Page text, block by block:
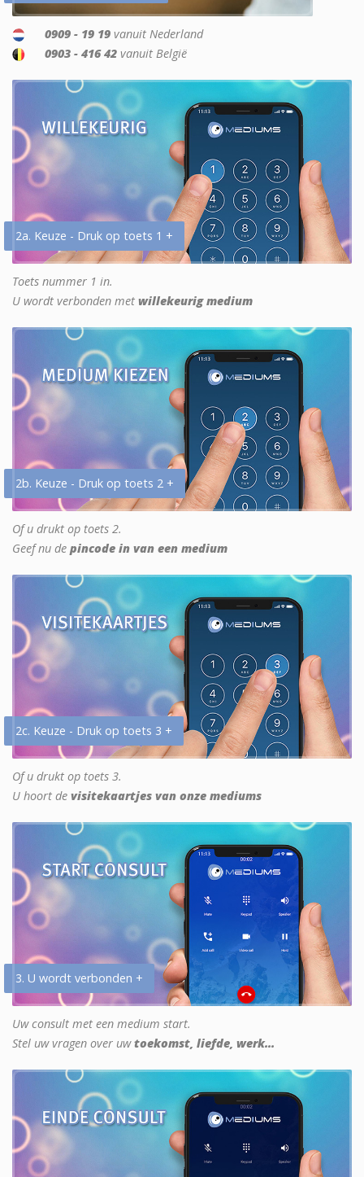
0909 - 19 19 vanuit Nederland
0903 - 416 42 vanuit België
2a. Keuze - Druk op toets 1 +
Toets nummer 1 in.
U wordt verbonden met willekeurig medium
2b. Keuze - Druk op toets 2 +
Of u drukt op toets 2.
Geef nu de pincode in van een medium
2c. Keuze - Druk op toets 3 +
Of u drukt op toets 3.
U hoort de visitekaartjes van onze mediums
3. U wordt verbonden +
Uw consult met een medium start.
Stel uw vragen over uwtoekomst, liefde, werk...